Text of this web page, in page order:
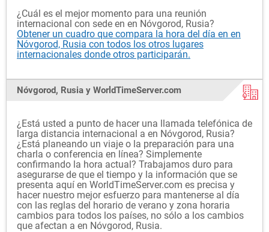
¿Cuál es el mejor momento para una reunión
internacional con sede en en Nóvgorod, Rusia?
Obtener un cuadro que compara la hora del día en en
Nóvgorod, Rusia con todos los otros lugares
internacionales donde otros participarán.
Nóvgorod, Rusia y WorldTimeServer.com
¿Está usted a punto de hacer una llamada telefónica de
larga distancia internacional a en Nóvgorod, Rusia?
¿Está planeando un viaje o la preparación para una
charla o conferencia en línea? Simplemente
confirmando la hora actual? Trabajamos duro para
asegurarse de que el tiempo y la información que se
presenta aquí en WorldTimeServer.com es precisa y
hacer nuestro mejor esfuerzo para mantenerse al día
con las reglas del horario de verano y zona horaria
cambios para todos los países, no sólo a los cambios
que afectan a en Nóvgorod, Rusia.